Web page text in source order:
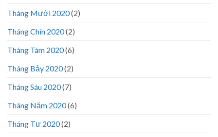
Tháng Mười 2020(2)
Tháng Chín 2020(2)
Tháng Tám 2020(6)
Tháng Bảy 2020(2)
Tháng Sáu 2020(7)
Tháng Năm 2020(6)
Tháng Tư 2020(2)